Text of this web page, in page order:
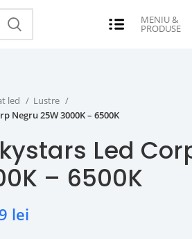
led
Lustre
Negru 25W 3000K – 6500K
Led
– 6500K
lei